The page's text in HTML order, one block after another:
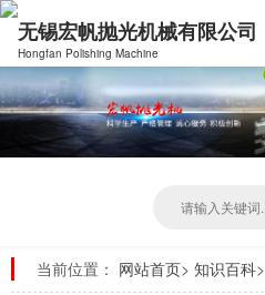
无锡宏帆抛光机械有限公司
Hongfan Polishing Machine
当前位置： 网站首页> 知识百科>